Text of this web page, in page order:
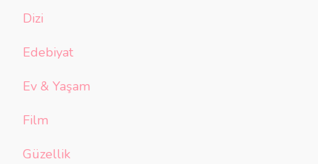
Dizi
Edebiyat
Ev & Yaşam
Film
Güzellik